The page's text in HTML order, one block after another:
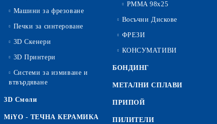
Машини за фрезоване
Печки за синтероване
3D Скенери
3D Принтери
Системи за измиване и
втвърдяване
3D Смоли
MiYO - ТЕЧНА КЕРАМИКА
PMMA 98x25
Восъчни Дискове
ФРЕЗИ
КОНСУМАТИВИ
БОНДИНГ
МЕТАЛНИ СПЛАВИ
ПРИПОЙ
ПИЛИТЕЛИ